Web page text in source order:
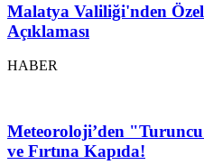
Malatya Valiliği'nden
Açıklaması
HABER
Meteoroloji’den
ve Fırtına Kapıda!